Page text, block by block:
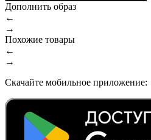
Дополнить образ
←
→
Похожие товары
←
→
Скачайте мобильное приложение: